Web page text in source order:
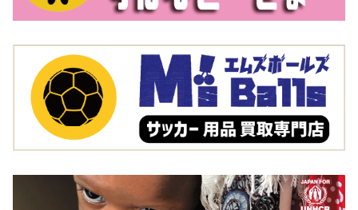
す。トレーニング用など、選手支給のユニフォームには
機能性が重視された作りになっているということです。
もちろん、このようなユニフォームが一般に出回ること
はまれですので、もしもこれをお持ちの場合は、高額査
定が期待できます。
有名選手のユニフォーム
スティアーノ・ロナウドやメッシが今の時代のスーパー
スターなら、ジーコやマラドーナ、ロナウジーニョなど